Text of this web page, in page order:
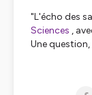
"L'écho des
Sciences ,
Une